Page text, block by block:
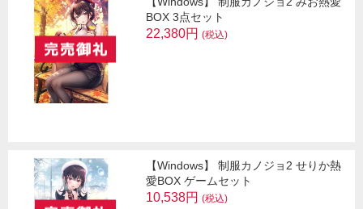
BOX 3点セット
22,380円 (税込)
【Windows】 制服カノジョ2 せりか熱
愛BOX ゲームセット
10,538円 (税込)